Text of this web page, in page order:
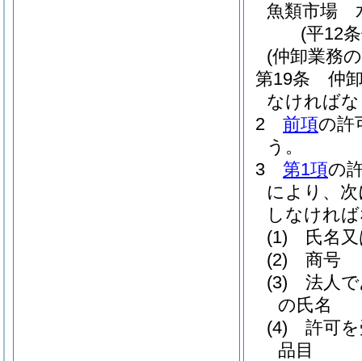
魚類市場
(平12
(仲卸業務
第19条
仲
なければ
2
前項の許
う。
3
第1項の
により、
しなけれ
(1)
氏名
(2)
商号
(3)
法人
の氏名
(4)
許可
品目